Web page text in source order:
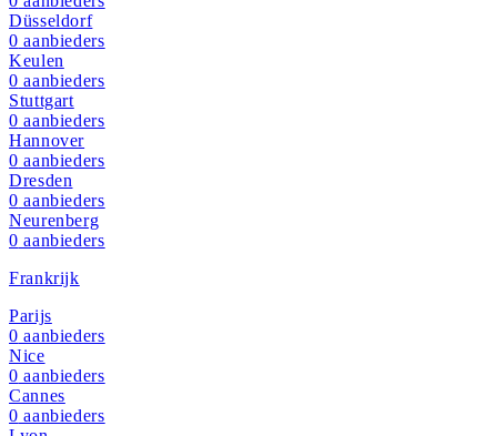
Düsseldorf
0 aanbieders
Keulen
0 aanbieders
Stuttgart
0 aanbieders
Hannover
0 aanbieders
Dresden
0 aanbieders
Neurenberg
0 aanbieders
Frankrijk
Parijs
0 aanbieders
Nice
0 aanbieders
Cannes
0 aanbieders